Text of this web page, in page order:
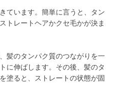
ています。簡単に言うと、タン
トレートヘアかクセ毛かが決ま
髪のタンパク質のつながりを一
に伸ばします。その後、髪のタ
塗ると、ストレートの状態が固